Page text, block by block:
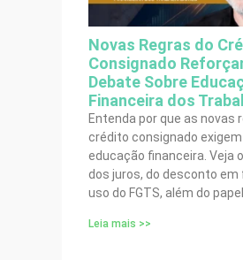
Novas Regras do
Consignado
Debate Sobre
Financeira dos
Entenda por que as novas
crédito consignado
educação financeira. Veja
dos juros, do desconto em
uso do FGTS, além do papel
Leia mais >>